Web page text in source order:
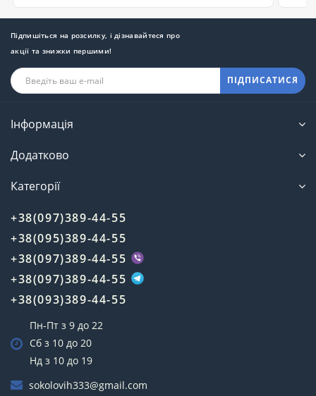
Підпишіться на розсилку, і дізнавайтеся про
акції та знижки першими!
ПІДПИСАТИСЯ
Інформація
Додатково
Категорії
+38(097)389-44-55
+38(095)389-44-55
+38(097)389-44-55
+38(097)389-44-55
+38(093)389-44-55
Пн-Пт з 9 до 22
Сб з 10 до 20
Нд з 10 до 19
sokolovih333@gmail.com